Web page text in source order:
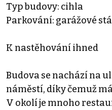
Typ budovy: cihla
Parkování: garážové
K nastěhování ihned
Budova se nachází na
náměstí, díky čemuž
V okolí je mnoho